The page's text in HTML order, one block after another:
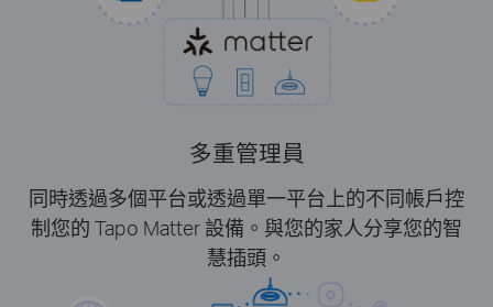
多重管理員
同時透過多個平台或透過單一平台上的不同帳戶控
制您的 Tapo Matter 設備。與您的家人分享您的智
慧插頭。